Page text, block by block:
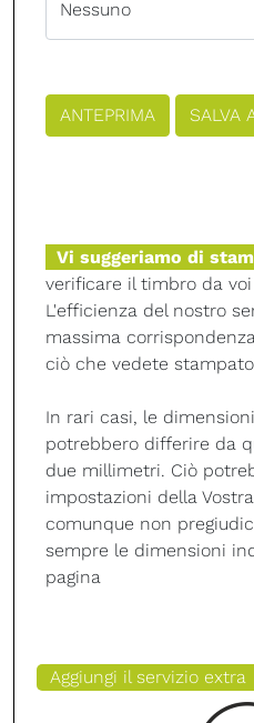
Vi suggeriamo di
verificare il timbro da
L'efficienza del nostro
massima
ciò che vedete
In rari casi, le
potrebbero differire da
due millimetri. Ciò
impostazioni della
comunque non
sempre le dimensioni
pagina
Aggiungi il servizio extra